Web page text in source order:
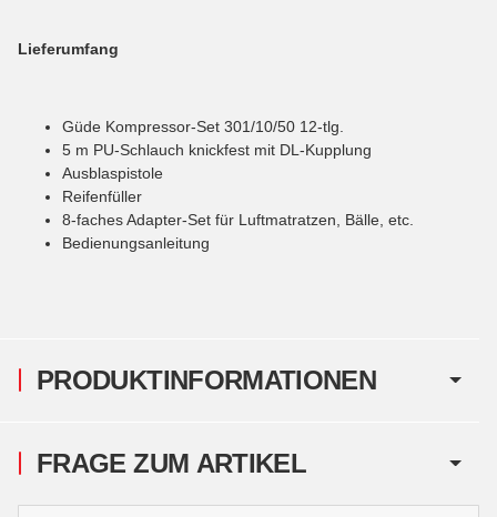
PRODUKTINFORMATIONEN
Lieferumfang
Güde Kompressor-Set 301/10/50 12-tlg.
5 m PU-Schlauch knickfest mit DL-Kupplung
Ausblaspistole
Reifenfüller
8-faches Adapter-Set für Luftmatratzen, Bälle, etc.
Bedienungsanleitung
FRAGE ZUM ARTIKEL